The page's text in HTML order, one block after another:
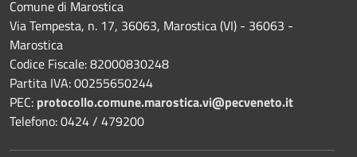
Comune di Marostica
Via Tempesta, n. 17, 36063, Marostica (VI) - 36063 -
Marostica
Codice Fiscale: 82000830248
Partita IVA: 00255650244
PEC: protocollo.comune.marostica.vi@pecveneto.it
Telefono: 0424 / 479200